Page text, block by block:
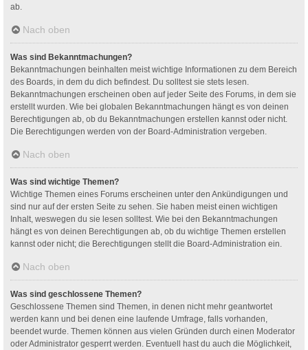
ab.
Nach oben
Was sind Bekanntmachungen?
Bekanntmachungen beinhalten meist wichtige Informationen zu dem Bereich
des Boards, in dem du dich befindest. Du solltest sie stets lesen.
Bekanntmachungen erscheinen oben auf jeder Seite des Forums, in dem sie
erstellt wurden. Wie bei globalen Bekanntmachungen hängt es von deinen
Berechtigungen ab, ob du Bekanntmachungen erstellen kannst oder nicht.
Die Berechtigungen werden von der Board-Administration vergeben.
Nach oben
Was sind wichtige Themen?
Wichtige Themen eines Forums erscheinen unter den Ankündigungen und
sind nur auf der ersten Seite zu sehen. Sie haben meist einen wichtigen
Inhalt, weswegen du sie lesen solltest. Wie bei den Bekanntmachungen
hängt es von deinen Berechtigungen ab, ob du wichtige Themen erstellen
kannst oder nicht; die Berechtigungen stellt die Board-Administration ein.
Nach oben
Was sind geschlossene Themen?
Geschlossene Themen sind Themen, in denen nicht mehr geantwortet
werden kann und bei denen eine laufende Umfrage, falls vorhanden,
beendet wurde. Themen können aus vielen Gründen durch einen Moderator
oder Administrator gesperrt werden. Eventuell hast du auch die Möglichkeit,